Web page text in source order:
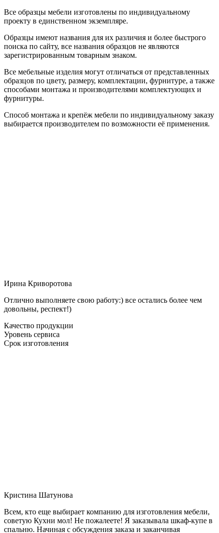
Все образцы мебели изготовлены по индивидуальному
проекту в единственном экземпляре.
Образцы имеют названия для их различия и более быстрого
поиска по сайту, все названия образцов не являются
зарегистрированным товарным знаком.
Все мебельные изделия могут отличаться от представленных
образцов по цвету, размеру, комплектации, фурнитуре, а также
способами монтажа и производителями комплектующих и
фурнитуры.
Способ монтажа и крепёж мебели по индивидуальному заказу
выбирается производителем по возможности её применения.
Ирина Криворотова
Отлично выполняете свою работу:) все остались более чем
довольны, респект!)
Качество продукции
Уровень сервиса
Срок изготовления
Кристина Шатунова
Всем, кто еще выбирает компанию для изготовления мебели,
советую Кухни мол! Не пожалеете! Я заказывала шкаф-купе в
спальню. Начиная с обсуждения заказа и заканчивая